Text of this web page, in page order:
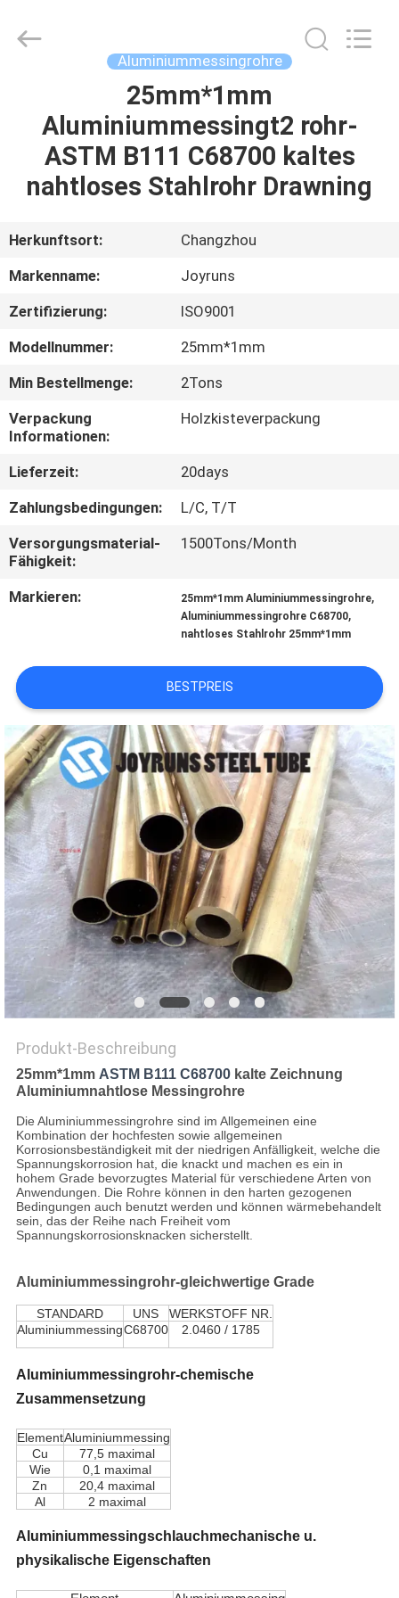
PRODUKTE
US
AUSFLUG
QUALITÄTSKONTROLLE
TRETEN
SIE
MIT
UNS
IN
VERBINDUNG
SIE
EIN
ZITAT
SEITENVERZEICHNIS
DATENSCHUTZ-
BESTIMMUNGEN
Tube
Aluminiummessingrohre
25mm*1mm
Aluminiummessingt2 rohr-
ASTM B111 C68700 kaltes
nahtloses Stahlrohr Drawning
Herkunftsort:
Changzhou
Markenname:
Joyruns
Zertifizierung:
ISO9001
Modellnummer:
25mm*1mm
Min Bestellmenge:
2Tons
Verpackung
Informationen:
Holzkisteverpackung
Lieferzeit:
20days
Zahlungsbedingungen:
L/C, T/T
Versorgungsmaterial-
Fähigkeit:
1500Tons/Month
Markieren: 25mm*1mm Aluminiummessingrohre,
Aluminiummessingrohre C68700,
nahtloses Stahlrohr 25mm*1mm
BESTPREIS
Produkt-Beschreibung
25mm*1mm ASTM B111 C68700kalte Zeichnung
Aluminiumnahtlose Messingrohre
Die Aluminiummessingrohre sind im Allgemeinen eine
Kombination der hochfesten sowie allgemeinen
Korrosionsbeständigkeit mit der niedrigen Anfälligkeit, welche die
Spannungskorrosion hat, die knackt und machen es ein in
hohem Grade bevorzugtes Material für verschiedene Arten von
Anwendungen. Die Rohre können in den harten gezogenen
Bedingungen auch benutzt werden und können wärmebehandelt
sein, das der Reihe nach Freiheit vom
Spannungskorrosionsknacken sicherstellt.
Aluminiummessingrohr-gleichwertige Grade
STANDARD UNS
WERKSTOFF NR.
AluminiummessingC68700 2.0460 / 1785
Aluminiummessingrohr-chemische
Zusammensetzung
ElementAluminiummessing
Cu
77,5 maximal
Wie
0,1 maximal
Zn
20,4 maximal
Al
2 maximal
Aluminiummessingschlauchmechanische u.
physikalische Eigenschaften